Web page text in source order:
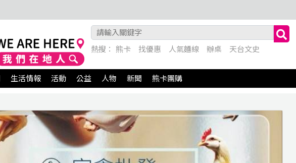
生活情報 活動 公益 人物 新聞 熊卡團購
熱搜： 熊卡 找優惠 人氣麵線 辦桌 天台文史